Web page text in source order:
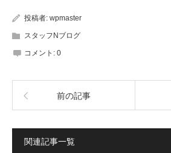
(新
し
ウ
ィ
ン
ド
開
し
ウ
ィ
開
ま
す)
投稿者: wpmaster
スタッフNブログ
コメント: 0
前の記事
関連記事一覧